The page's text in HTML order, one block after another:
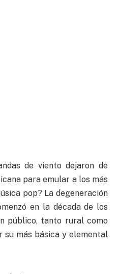
de viento dejaron de
para emular a los más
pop? La degeneración
en la década de los
público, tanto rural como
su más básica y elemental